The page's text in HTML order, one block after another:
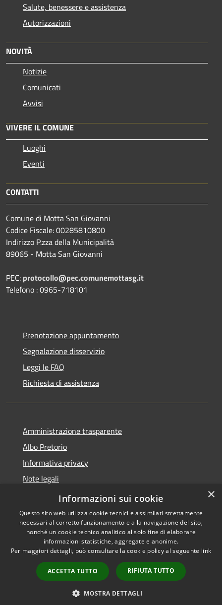
Salute, benessere e assistenza
Autorizzazioni
NOVITÀ
Notizie
Comunicati
Avvisi
VIVERE IL COMUNE
Luoghi
Eventi
CONTATTI
Comune di Motta San Giovanni
Codice Fiscale: 00285810800
Indirizzo P.zza della Municipalità
89065 - Motta San Giovanni
PEC: protocollo@pec.comunemottasg.it
Telefono : 0965-718101
Prenotazione appuntamento
Segnalazione disservizio
Leggi le FAQ
Richiesta di assistenza
Amministrazione trasparente
Albo Pretorio
Informativa privacy
Note legali
Dichiarazione di accessibilità
Accessibilità
Copyright © 2026 • Comune di
Motta San Giovanni • Powered
byMunicipium
Accesso
redazione
×
Informazioni sui cookie
Questo sito web utilizza cookie tecnici e assimilati strettamente
necessari al corretto funzionamento e alla navigazione del sito,
nonché un cookie tecnico analitico al solo fine di elaborare
informazioni statistiche, aggregate e anonime.
Per maggiori dettagli, può consultare la cookie policy al seguente link
ACCETTA TUTTO RIFIUTA TUTTO
MOSTRA DETTAGLI